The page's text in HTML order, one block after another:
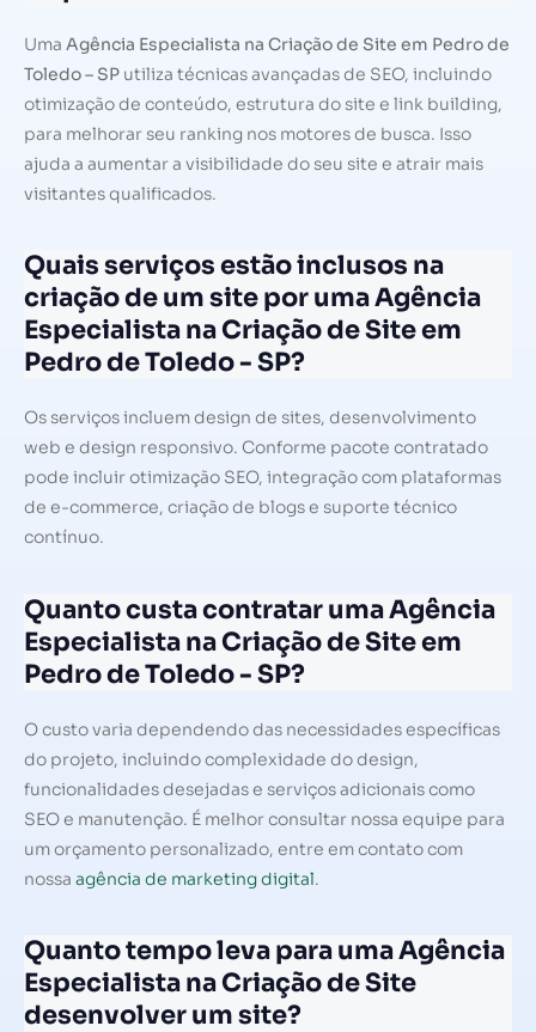
Uma Agência Especialista na Criação de Site em Pedro de
Toledo – SP utiliza técnicas avançadas de SEO, incluindo
otimização de conteúdo, estrutura do site e link building,
para melhorar seu ranking nos motores de busca. Isso
ajuda a aumentar a visibilidade do seu site e atrair mais
visitantes qualificados.
Quais serviços estão inclusos na
criação de um site por uma Agência
Especialista na Criação de Site em
Pedro de Toledo - SP?
Os serviços incluem design de sites, desenvolvimento
web e design responsivo. Conforme pacote contratado
pode incluir otimização SEO, integração com plataformas
de e-commerce, criação de blogs e suporte técnico
contínuo.
Quanto custa contratar uma Agência
Especialista na Criação de Site em
Pedro de Toledo - SP?
O custo varia dependendo das necessidades específicas
do projeto, incluindo complexidade do design,
funcionalidades desejadas e serviços adicionais como
SEO e manutenção. É melhor consultar nossa equipe para
um orçamento personalizado, entre em contato com
nossa agência de marketing digital.
Quanto tempo leva para uma Agência
Especialista na Criação de Site
desenvolver um site?